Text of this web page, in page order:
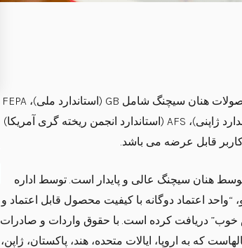
استانداردهای پیاده سازی محصولات هنان سیچنگ شامل GB (استاندارد ملی)، FEPA
(استاندارد اروپایی)، JIS (استاندارد ژاپنی)، AFS (استاندارد انجمن ریخته گری آمریکا)
قابل عرضه می باشد.
هنان سیچنگ عالی و پایدار است. توسط اداره
اعتماد دوگانه با کیفیت محصول قابل اعتماد و
دریافت کرده است. با حقوق واردات و صادرات
که به اروپا، ایالات متحده، هند، پاکستان، ژاپن،